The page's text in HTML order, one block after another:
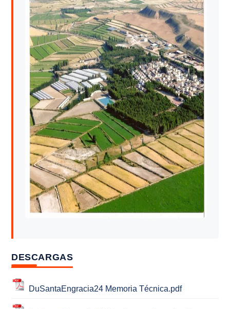
DESCARGAS
DuSantaEngracia24 Memoria Técnica.pdf